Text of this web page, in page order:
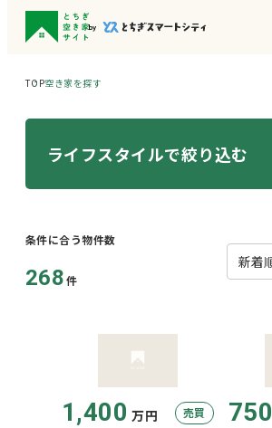
TOP空き家を探す
ライフスタイルで絞り込む
条件に合う物件数
268 件
1,400 万円 売買 750